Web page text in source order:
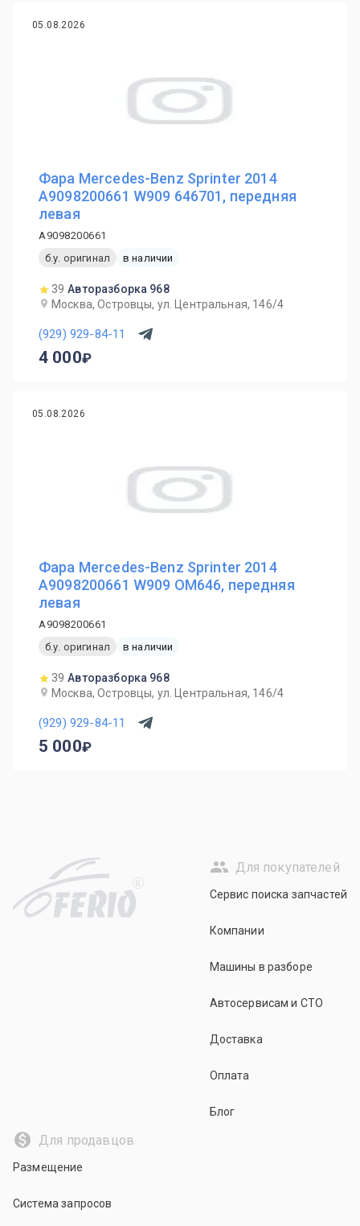
05.08.2026
Фара Mercedes-Benz Sprinter 2014
A9098200661 W909 646701, передняя
левая
A9098200661
б.у. оригинал
в наличии
39 Авторазборка 968
Москва, Островцы, ул. Центральная, 146/4
(929) 929-84-11
4 000
05.08.2026
Фара Mercedes-Benz Sprinter 2014
A9098200661 W909 OM646, передняя
левая
A9098200661
б.у. оригинал
в наличии
39 Авторазборка 968
Москва, Островцы, ул. Центральная, 146/4
(929) 929-84-11
5 000
R
Для покупателей
Сервис поиска запчастей
Компании
Машины в разборе
Автосервисам и СТО
Доставка
Оплата
Блог
Для продавцов
Размещение
Система запросов